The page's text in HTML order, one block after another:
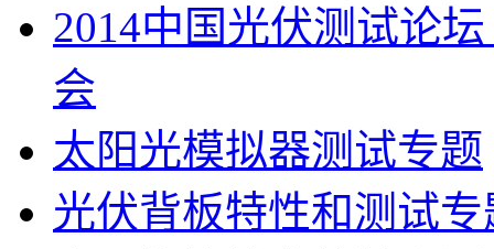
2014中国光伏测试论
会
太阳光模拟器测试专题
光伏背板特性和测试专